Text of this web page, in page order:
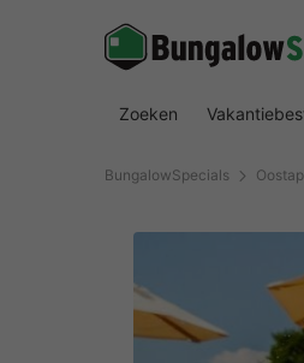
Zoeken
BungalowSpecials